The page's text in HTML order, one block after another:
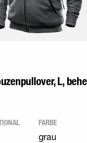
L,
FARBE
grau